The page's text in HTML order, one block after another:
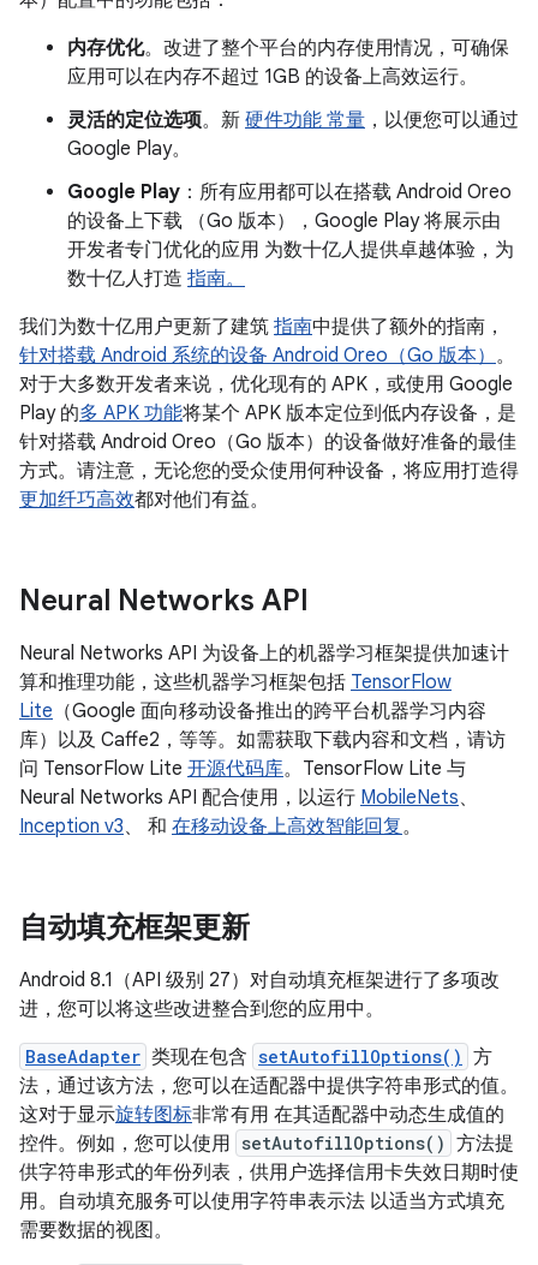
内存优化。改进了整个平台的内存使用情况，可确保
应用可以在内存不超过 1GB 的设备上高效运行。
灵活的定位选项。新 硬件功能 常量 ，以便您可以通过
Google Play。
Google Play ：所有应用都可以在搭载 Android Oreo
的设备上下载 （Go 版本），Google Play 将展示由
开发者专门优化的应用 为数十亿人提供卓越体验，为
数十亿人打造 指南。
我们为数十亿用户更新了建筑 指南中提供了额外的指南，
针对搭载 Android 系统的设备 Android Oreo（Go 版本） 。
对于大多数开发者来说，优化现有的 APK，或使用 Google
Play 的多 APK 功能将某个 APK 版本定位到低内存设备，是
针对搭载 Android Oreo（Go 版本）的设备做好准备的最佳
方式。请注意，无论您的受众使用何种设备，将应用打造得
更加纤巧高效都对他们有益。
Neural Networks API
Neural Networks API 为设备上的机器学习框架提供加速计
算和推理功能，这些机器学习框架包括 TensorFlow
Lite （Google 面向移动设备推出的跨平台机器学习内容
库）以及 Caffe2，等等。如需获取下载内容和文档，请访
问 TensorFlow Lite 开源代码库。TensorFlow Lite 与
Neural Networks API 配合使用，以运行 MobileNets、
Inception v3、 和 在移动设备上高效智能回复。
自动填充框架更新
Android 8.1（API 级别 27）对自动填充框架进行了多项改
进，您可以将这些改进整合到您的应用中。
BaseAdapter 类现在包含 setAutofillOptions() 方
法，通过该方法，您可以在适配器中提供字符串形式的值。
这对于显示旋转图标非常有用 在其适配器中动态生成值的
控件。例如，您可以使用 setAutofillOptions() 方法提
供字符串形式的年份列表，供用户选择信用卡失效日期时使
用。自动填充服务可以使用字符串表示法 以适当方式填充
需要数据的视图。